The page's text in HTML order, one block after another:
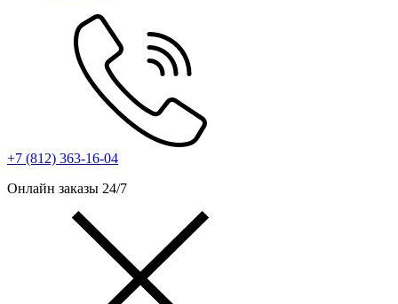
+7 (812) 363-16-04
Онлайн заказы 24/7